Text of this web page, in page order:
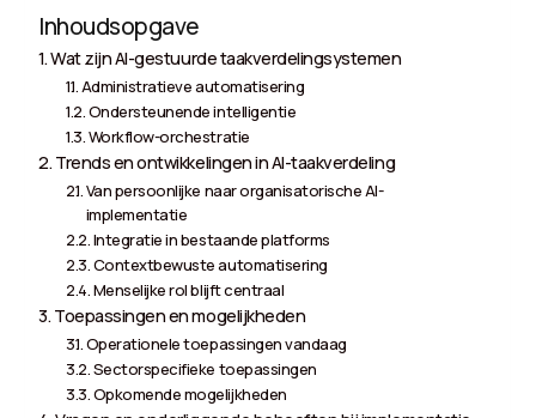
Inhoudsopgave
Wat zijn AI-gestuurde taakverdelingsystemen
Administratieve automatisering
Ondersteunende intelligentie
Workflow-orchestratie
Trends en ontwikkelingen in AI-taakverdeling
Van persoonlijke naar organisatorische AI-
implementatie
Integratie in bestaande platforms
Contextbewuste automatisering
Menselijke rol blijft centraal
Toepassingen en mogelijkheden
Operationele toepassingen vandaag
Sectorspecifieke toepassingen
Opkomende mogelijkheden